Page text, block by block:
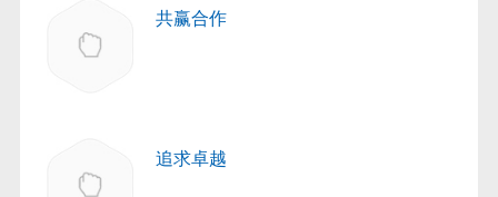
共赢合作
追求卓越